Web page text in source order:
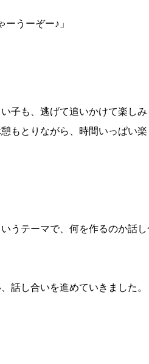
うーぞー♪」
子も、逃げて追いかけて楽し
もとりながら、時間いっぱい楽
うテーマで、何を作るのか話
話し合いを進めていきました。